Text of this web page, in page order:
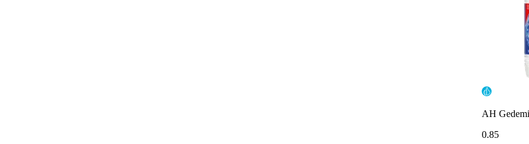
AH
0.85